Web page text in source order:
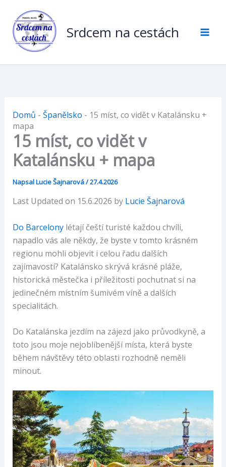
obsah
Srdcem na cestách
Domů - Španělsko - 15 míst, co vidět v Katalánsku +
mapa
15 míst, co vidět v
Katalánsku + mapa
NapsalLucie Šajnarová/27.4.2026
Last Updated on 15.6.2026 by Lucie Šajnarová
Do Barcelonylétají čeští turisté každou chvíli,
napadlo vás ale někdy, že byste v tomto krásném
regionu mohli objevit i celou řadu dalších
zajímavostí? Katalánsko skrývá krásné pláže,
historická městečka i příležitosti pochutnat si na
jedinečném místním šumivém víně a dalších
specialitách.
Do Katalánska jezdím na zájezd jako průvodkyně, a
toto jsou moje nejoblíbenější místa, která byste
během návštěvy této oblasti rozhodně neměli
minout.